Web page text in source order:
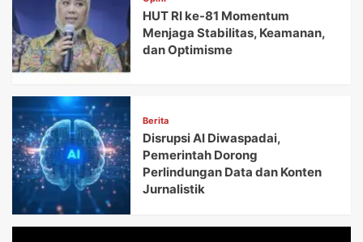
HUT RI ke-81 Momentum
Menjaga Stabilitas, Keamanan,
dan Optimisme
Berita
Disrupsi AI Diwaspadai,
Pemerintah Dorong
Perlindungan Data dan Konten
Jurnalistik